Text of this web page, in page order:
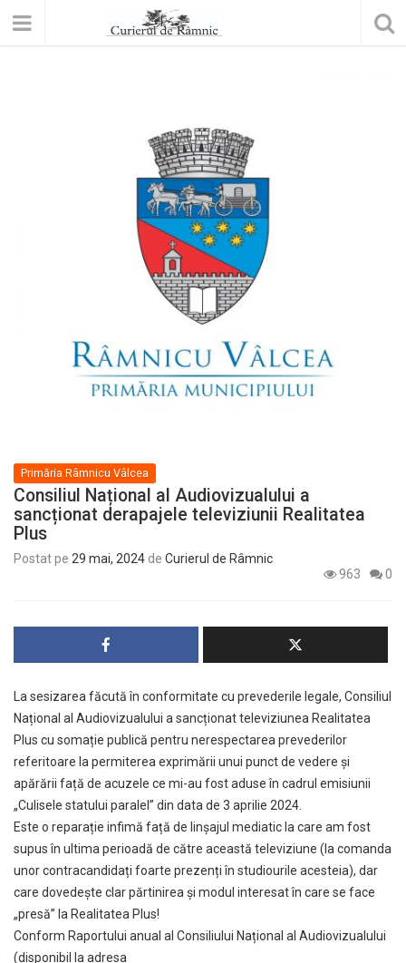
Primăria Râmnicu Vâlcea
Consiliul Național al Audiovizualului a
sancționat derapajele televiziunii Realitatea
Plus
Postat pe 29 mai, 2024 de Curierul de Râmnic
963
0
La sesizarea făcută în conformitate cu prevederile legale, Consiliul
Național al Audiovizualului a sancționat televiziunea Realitatea
Plus cu somație publică pentru nerespectarea prevederilor
referitoare la permiterea exprimării unui punct de vedere și
apărării față de acuzele ce mi-au fost aduse în cadrul emisiunii
„Culisele statului paralel” din data de 3 aprilie 2024.
Este o reparație infimă față de linșajul mediatic la care am fost
supus în ultima perioadă de către această televiziune (la comanda
unor contracandidați foarte prezenți în studiourile acesteia), dar
care dovedește clar părtinirea și modul interesat în care se face
„presă” la Realitatea Plus!
Conform Raportului anual al Consiliului Național al Audiovizualului
(disponibil la adresa